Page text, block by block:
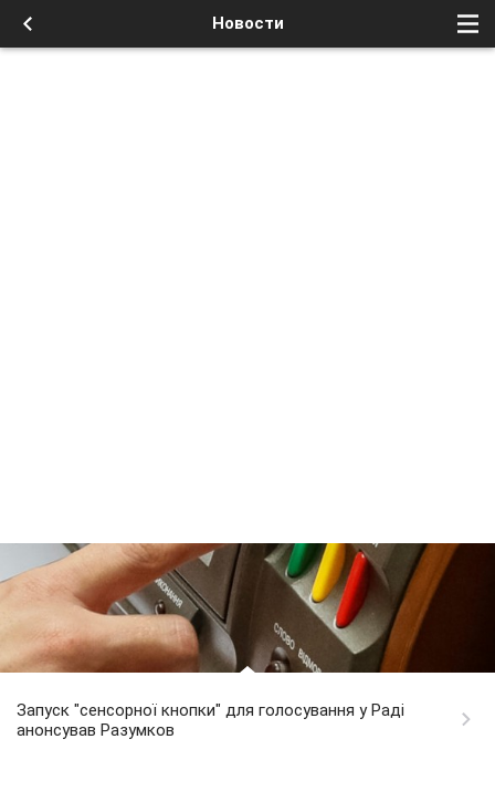
Новости
Запуск "сенсорної кнопки" для голосування у Раді
анонсував Разумков